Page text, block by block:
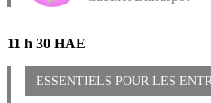
11 h 30 HAE
ESSENTIELS POUR LES